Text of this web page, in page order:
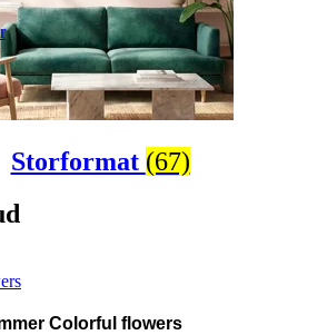
Storformat (67)
Colorful flowers